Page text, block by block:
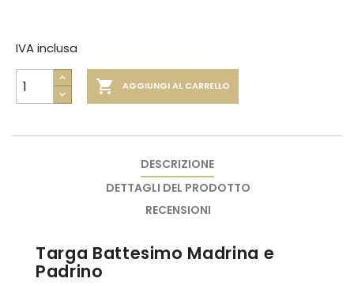
 AGGIUNGI AL CARRELLO
IVA inclusa
DESCRIZIONE
DETTAGLI DEL PRODOTTO
RECENSIONI
Targa Battesimo Madrina e
Padrino